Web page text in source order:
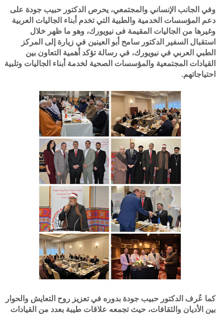
وفي الجانب الإنساني والمجتمعي، يحرص الدكتور حبيب جودة على
دعم المؤسسات الخدمية والطبية التي تخدم أبناء الجاليات العربية
وغيرها من الجاليات المقيمة فى نيويورك، وهو ما ظهر خلال
استقبال السفير الدكتور سامح أبو العينين في زيارة إلى المركز
الطبي العربي في نيويورك، في رسالة تؤكد أهمية التعاون بين
القيادات المجتمعية والمؤسسات الصحية لخدمة أبناء الجاليات وتلبية
احتياجاتهم.
كما عُرف الدكتور حبيب جودة بدوره في تعزيز روح التعايش والحوار
بين الأديان والثقافات، حيث تجمعه علاقات طيبة بعدد من القيادات